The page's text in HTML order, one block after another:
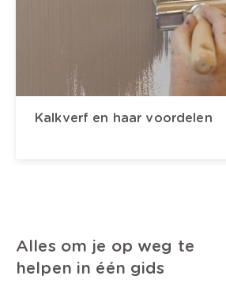
Kalkverf en haar voordelen
Alles om je op weg te
helpen in één gids